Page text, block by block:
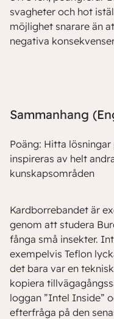
svagheter och hot
möjlighet snarare än
negativa
Sammanhang
Poäng: Hitta
inspireras av helt
kunskapsområden
Kardborrebandet är
genom att studera
fånga små insekter.
exempelvis Teflon
det bara var en
kopiera
loggan ”Intel Inside”
efterfråga på den